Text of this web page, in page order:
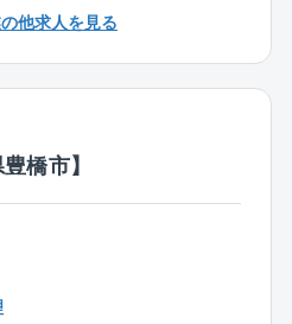
。
を注いでいます。用地購入
施工、販売・管理まであら
あり、そこで事務処理も行
て無駄なく働くことができ
注力しており、最近では働
務効率化推進のためにLINE
。
しっかり取っていただくた
工事と工事の間に連休を取
他求人を見る
橋市】